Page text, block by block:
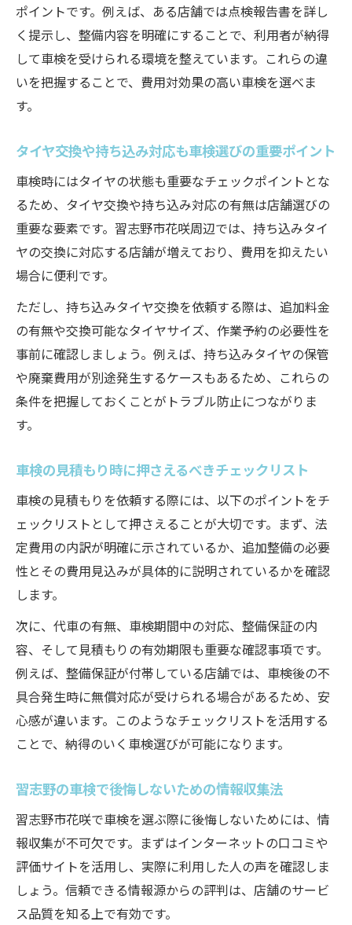
初心者が車検を選ぶときの注意点
車検初心者が陥りやすいトラブルとその対
策
習志野で車検を初めて選ぶ際のチェックポ
タイヤ交換や見積もり時の追加費用に注意
法
ユーザー車検の落とし穴と店舗選択の違い
持ち込み対応の車検やタイヤ交換も解説
持ち込みタイヤ交換ができる車検店の選び
方
車検と同時にタイヤ交換を依頼するメリッ
ト
習志野市で持ち込み可能な車検サービスの
特徴
持ち込み時の注意点と車検時の流れを解説
予想外の追加費用を防ぐ車検のコツ
車検で追加費用が発生しやすいポイントと
対策
習志野の車検で見積もりを正確に依頼する
タイヤ・部品交換時の費用を事前に確認す
るコツ
車検費用の内訳を理解して賢く節約する方
法
花咲エリアでの車検予約時の注意事項
ポイントです。例えば、ある店舗では点検報告書を詳し
く提示し、整備内容を明確にすることで、利用者が納得
して車検を受けられる環境を整えています。これらの違
いを把握することで、費用対効果の高い車検を選べま
す。
タイヤ交換や持ち込み対応も車検選びの重要ポイント
車検時にはタイヤの状態も重要なチェックポイントとな
るため、タイヤ交換や持ち込み対応の有無は店舗選びの
重要な要素です。習志野市花咲周辺では、持ち込みタイ
ヤの交換に対応する店舗が増えており、費用を抑えたい
場合に便利です。
ただし、持ち込みタイヤ交換を依頼する際は、追加料金
の有無や交換可能なタイヤサイズ、作業予約の必要性を
事前に確認しましょう。例えば、持ち込みタイヤの保管
や廃棄費用が別途発生するケースもあるため、これらの
条件を把握しておくことがトラブル防止につながりま
す。
車検の見積もり時に押さえるべきチェックリスト
車検の見積もりを依頼する際には、以下のポイントをチ
ェックリストとして押さえることが大切です。まず、法
定費用の内訳が明確に示されているか、追加整備の必要
性とその費用見込みが具体的に説明されているかを確認
します。
次に、代車の有無、車検期間中の対応、整備保証の内
容、そして見積もりの有効期限も重要な確認事項です。
例えば、整備保証が付帯している店舗では、車検後の不
具合発生時に無償対応が受けられる場合があるため、安
心感が違います。このようなチェックリストを活用する
ことで、納得のいく車検選びが可能になります。
習志野の車検で後悔しないための情報収集法
習志野市花咲で車検を選ぶ際に後悔しないためには、情
報収集が不可欠です。まずはインターネットの口コミや
評価サイトを活用し、実際に利用した人の声を確認しま
しょう。信頼できる情報源からの評判は、店舗のサービ
ス品質を知る上で有効です。